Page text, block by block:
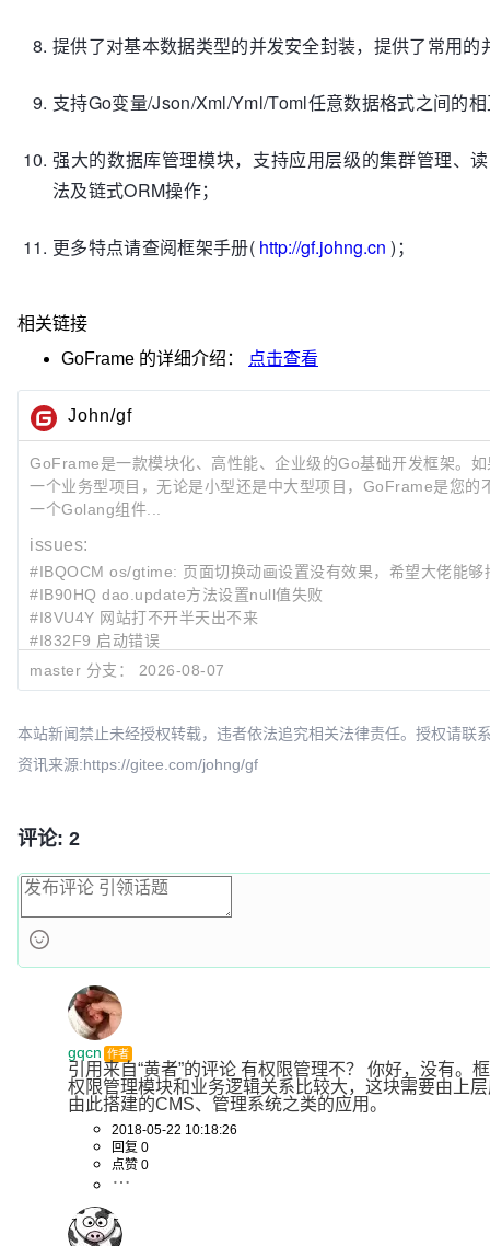
提供了对基本数据类型的并发安全封装，提供了常用的
支持Go变量/Json/Xml/Yml/Toml任意数据格式之间的
强大的数据库管理模块，支持应用层级的集群管理、
法及链式ORM操作；
更多特点请查阅框架手册( http://gf.johng.cn )；
相关链接
GoFrame 的详细介绍： 点击查看
John/gf
GoFrame是一款模块化、高性能、企业级的Go基础开发框架。
一个业务型项目，无论是小型还是中大型项目，GoFrame是您的
一个Golang组件...
issues:
#IBQOCM os/gtime: 页面切换动画设置没有效果，希望大佬能够
#IB90HQ dao.update方法设置null值失败
#I8VU4Y 网站打不开半天出不来
#I832F9 启动错误
#I5RWCK 希望添加内存拷贝的函数和[]byte UTF8-GB2312转换
41baf1e2
feat(container/gtree): Add the function of popping
22c07b25
fix(net/ghttp): windows web admin restart only
master 分支： 2026-08-07
本站新闻禁止未经授权转载，违者依法追究相关法律责任。授权请联
资讯来源:https://gitee.com/johng/gf
评论: 2
gqcn 作者
引用来自“黄者”的评论 有权限管理不？ 你好，没有。
权限管理模块和业务逻辑关系比较大，这块需要由上
由此搭建的CMS、管理系统之类的应用。
2018-05-22 10:18:26
回复 0
点赞 0